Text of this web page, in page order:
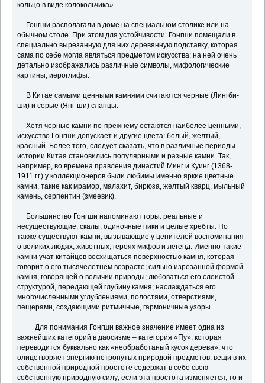
кольцо в виде колокольчика».
Гонгши располагали в доме на специальном столике или на
обычном столе. При этом для устойчивости Гонгши помещали в
специально вырезанную для них деревянную подставку, которая
сама по себе могла являться предметом искусства: на ней очень
детально изображались различные символы, мифологические
картины, иероглифы.
В Китае самыми ценными камнями считаются черные (Лингби-
ши) и серые (Янг-ши) сланцы.
Хотя черные камни по-прежнему остаются наиболее ценными,
искусство Гонгши допускает и другие цвета: белый, желтый,
красный. Более того, следует сказать, что в различные периоды
истории Китая становились популярными и разные камни. Так,
например, во времена правления династий Минг и Куинг (1368-
1911 г.г.) у коллекционеров были любимы именно яркие цветные
камни, такие как мрамор, малахит, бирюза, желтый кварц, мыльный
камень, серпентин (змеевик).
Большинство Гонгши напоминают горы: реальные и
несуществующие, скалы, одиночные пики и целые хребты. Но
также существуют камни, вызывающие у ценителей воспоминания
о великих людях, животных, героях мифов и легенд. Именно такие
камни учат китайцев восхищаться поверхностью камня, которая
говорит о его тысячелетнем возрасте; сильно изрезанной формой
камня, говорящей о величии природы; любоваться его слоистой
структурой, передающей глубину камня; наслаждаться его
многочисленными углублениями, полостями, отверстиями,
пещерами, создающими ритмичные, гармоничные узоры.
Для понимания Гонгши важное значение имеет одна из
важнейших категорий в даосизме – категория «Пу», которая
переводится буквально как «необработаный кусок дерева», что
олицетворяет энергию нетронутых природой предметов: вещи в их
собственной природной простоте содержат в себе свою
собственную природную силу; если эта простота изменяется, то и